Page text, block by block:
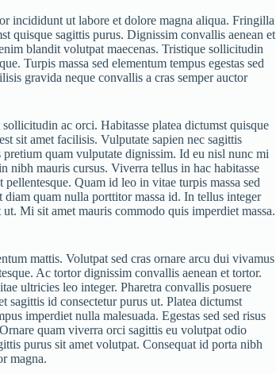
incididunt ut labore et dolore magna aliqua. Fringilla
quisque sagittis purus. Dignissim convallis aenean et
blandit volutpat maecenas. Tristique sollicitudin
Turpis massa sed elementum tempus egestas sed
gravida neque convallis a cras semper auctor
ac orci. Habitasse platea dictumst quisque
sit amet facilisis. Vulputate sapien nec sagittis
quam vulputate dignissim. Id eu nisl nunc mi
nibh mauris cursus. Viverra tellus in hac habitasse
Quam id leo in vitae turpis massa sed
quam nulla porttitor massa id. In tellus integer
Mi sit amet mauris commodo quis imperdiet massa.
mattis. Volutpat sed cras ornare arcu dui vivamus
Ac tortor dignissim convallis aenean et tortor.
ultricies leo integer. Pharetra convallis posuere
id consectetur purus ut. Platea dictumst
imperdiet nulla malesuada. Egestas sed sed risus
quam viverra orci sagittis eu volutpat odio
purus sit amet volutpat. Consequat id porta nibh
magna.